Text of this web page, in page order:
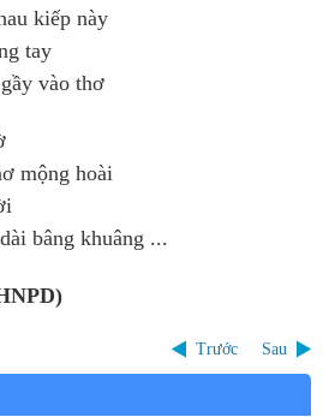
kiếp này
tay
vào thơ
mộng hoài
bâng khuâng ...
Trước Sau